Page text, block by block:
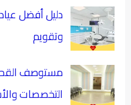
دليل أفضل
وتقويم
مستوصف
التخصصات